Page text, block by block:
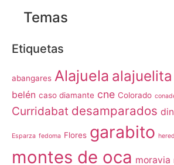
Temas
Etiquetas
abangares Alajuela alajuelita
belén caso diamante cne Colorado
Curridabat desamparados
Esparza fedoma Flores garabito
montes de oca moravia